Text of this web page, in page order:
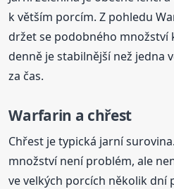
k větším porcím. Z pohledu
držet se podobného množství
denně je stabilnější než jedna
za čas.
Warfarin a chřest
Chřest je typická jarní
množství není problém, ale
ve velkých porcích několik dní